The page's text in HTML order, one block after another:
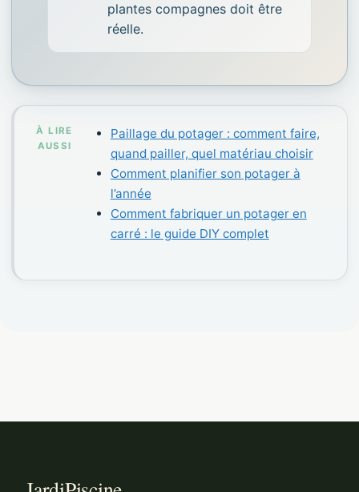
plantes compagnes doit être
réelle.
À LIRE
AUSSI
Paillage du potager : comment faire,
quand pailler, quel matériau choisir
Comment planifier son potager à
l’année
Comment fabriquer un potager en
carré : le guide DIY complet